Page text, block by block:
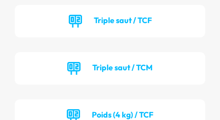
Triple saut / TCF
Triple saut / TCM
Poids (4 kg) / TCF